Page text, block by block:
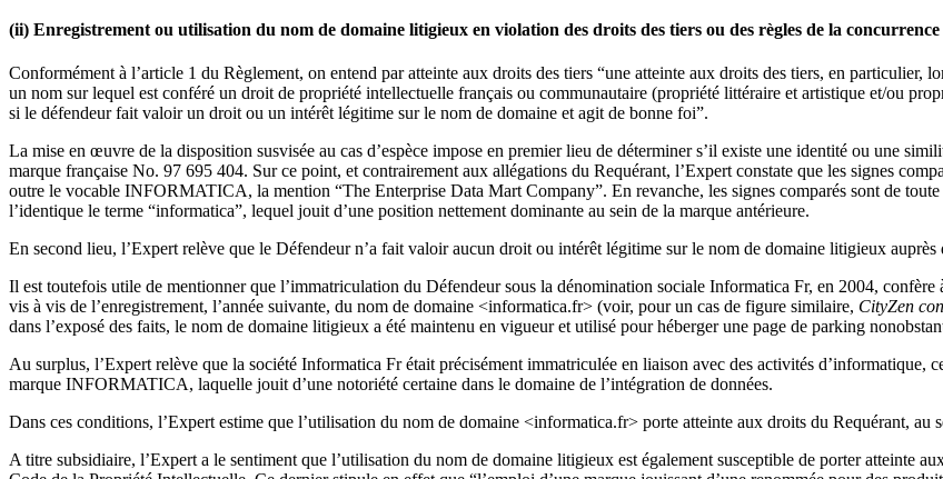
(ii) Enregistrement ou utilisation du nom de domaine litigieux en violation des droits des tiers ou des règles de la concurrence
Conformément à l’article 1 du Règlement, on entend par atteinte aux droits des tiers “une atteinte aux droits des tiers, en particulier,
un nom sur lequel est conféré un droit de propriété intellectuelle français ou communautaire (propriété littéraire et artistique et/ou
si le défendeur fait valoir un droit ou un intérêt légitime sur le nom de domaine et agit de bonne foi”.
La mise en œuvre de la disposition susvisée au cas d’espèce impose en premier lieu de déterminer s’il existe une identité ou une
marque française No. 97 695 404. Sur ce point, et contrairement aux allégations du Requérant, l’Expert constate que les signes
outre le vocable INFORMATICA, la mention “The Enterprise Data Mart Company”. En revanche, les signes comparés sont de
l’identique le terme “informatica”, lequel jouit d’une position nettement dominante au sein de la marque antérieure.
En second lieu, l’Expert relève que le Défendeur n’a fait valoir aucun droit ou intérêt légitime sur le nom de domaine litigieux
Il est toutefois utile de mentionner que l’immatriculation du Défendeur sous la dénomination sociale Informatica Fr, en 2004,
vis à vis de l’enregistrement, l’année suivante, du nom de domaine <informatica.fr> (voir, pour un cas de figure similaire, CityZen
dans l’exposé des faits, le nom de domaine litigieux a été maintenu en vigueur et utilisé pour héberger une page de parking
Au surplus, l’Expert relève que la société Informatica Fr était précisément immatriculée en liaison avec des activités d’informatique,
marque INFORMATICA, laquelle jouit d’une notoriété certaine dans le domaine de l’intégration de données.
Dans ces conditions, l’Expert estime que l’utilisation du nom de domaine <informatica.fr> porte atteinte aux droits du Requérant, au
A titre subsidiaire, l’Expert a le sentiment que l’utilisation du nom de domaine litigieux est également susceptible de porter atteinte